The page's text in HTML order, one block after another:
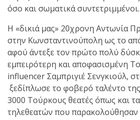
όσο και σωματικά συντετριμμένοι.
Η «δικιά μας» 20χρονη Αντωνία
στην Κωνσταντινούπολη ως το
αφού άντεξε τον πρώτο πολύ
εμπειρότερη και αποφασισμένη
influencer Σαμπριγιέ Σενγκιούλ,
ξεδίπλωσε το φοβερό ταλέντο
3000 Τούρκους θεατές όπως και
τηλεθεατών που